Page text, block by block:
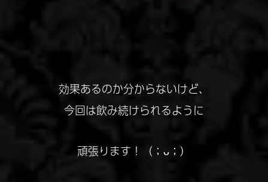
効果あるのか分からないけど、
今回は飲み続けられるように
頑張ります！（；ᴗ；）